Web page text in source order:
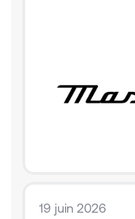
19 juin 2026